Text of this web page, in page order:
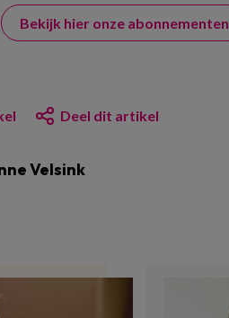
Bekijk hier onze abonnementen
Deel dit artikel
Velsink